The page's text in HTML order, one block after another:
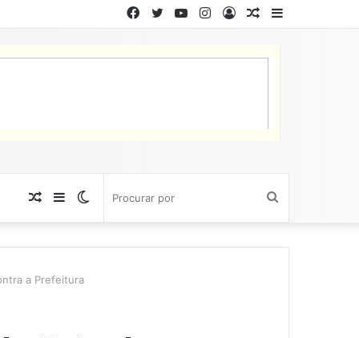
Barra
Artigo
aleatório
Entrar
Instagram
YouTube
Twitter
Facebook
por
Switch
skin
Barra
Lateral
Artigo
aleatório
a Prefeitura